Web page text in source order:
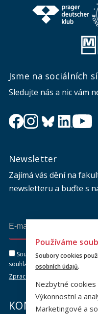
Jsme na sociálních
Sledujte nás a nic vám
Newsletter
Zajímá vás dění na
newsletteru a buďte s
Souhlasím se zasíláním
souhlasím se zpracováním
Zpracování osobních údajů
KONTAKTY
Používáme
Soubory cookies
osobních údajů.
Nezbytné cookies
Výkonnostní a
Marketingové a